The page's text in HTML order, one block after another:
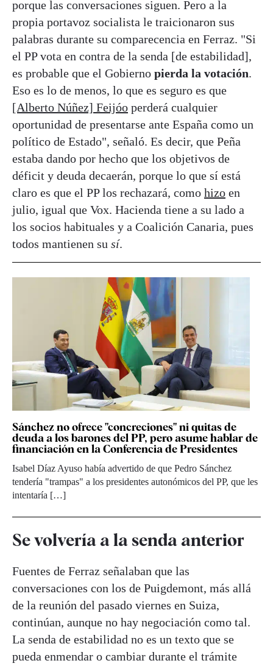
porque las conversaciones siguen. Pero a la
propia portavoz socialista le traicionaron sus
palabras durante su comparecencia en Ferraz. "Si
el PP vota en contra de la senda [de estabilidad],
es probable que el Gobierno pierda la votación.
Eso es lo de menos, lo que es seguro es que
[Alberto Núñez] Feijóo perderá cualquier
oportunidad de presentarse ante España como un
político de Estado", señaló. Es decir, que Peña
estaba dando por hecho que los objetivos de
déficit y deuda decaerán, porque lo que sí está
claro es que el PP los rechazará, como hizo en
julio, igual que Vox. Hacienda tiene a su lado a
los socios habituales y a Coalición Canaria, pues
todos mantienen su sí.
Sánchez no ofrece "concreciones" ni quitas de
deuda a los barones del PP, pero asume hablar de
financiación en la Conferencia de Presidentes
Isabel Díaz Ayuso había advertido de que Pedro Sánchez
tendería "trampas" a los presidentes autonómicos del PP, que les
intentaría […]
Se volvería a la senda anterior
Fuentes de Ferraz señalaban que las
conversaciones con los de Puigdemont, más allá
de la reunión del pasado viernes en Suiza,
continúan, aunque no hay negociación como tal.
La senda de estabilidad no es un texto que se
pueda enmendar o cambiar durante el trámite